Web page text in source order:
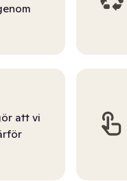
att vi